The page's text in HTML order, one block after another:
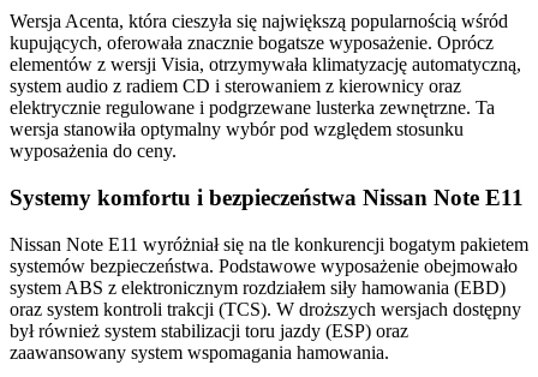
Wersja Acenta, która cieszyła się największą popularnością wśród
kupujących, oferowała znacznie bogatsze wyposażenie. Oprócz
elementów z wersji Visia, otrzymywała klimatyzację automatyczną,
system audio z radiem CD i sterowaniem z kierownicy oraz
elektrycznie regulowane i podgrzewane lusterka zewnętrzne. Ta
wersja stanowiła optymalny wybór pod względem stosunku
wyposażenia do ceny.
Systemy komfortu i bezpieczeństwa Nissan Note E11
Nissan Note E11 wyróżniał się na tle konkurencji bogatym pakietem
systemów bezpieczeństwa. Podstawowe wyposażenie obejmowało
system ABS z elektronicznym rozdziałem siły hamowania (EBD)
oraz system kontroli trakcji (TCS). W droższych wersjach dostępny
był również system stabilizacji toru jazdy (ESP) oraz
zaawansowany system wspomagania hamowania.